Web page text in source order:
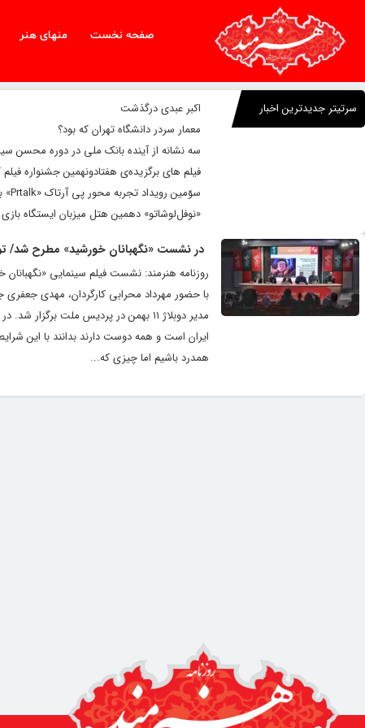
صفحه نخست منهای هنر
سرتیتر جدیدترین اخبار
اکبر عبدی درگذشت
معمار سردر دانشگاه تهران که بود؟
سه نشانه از آینده بانک ملی در دوره محسن
فیلم های برگزیده‌ی هفتادونهمین جشنواره
سوّمین رویداد تجربه محور پی آرتاک «Prtalk» برگزار شد
«نوفل‌لوشاتو» دهمین هتل میزبان ایستگاه
در نشست «نگهبانان خورشید» مطرح شد/
روزنامه هنرمند: نشست فیلم سینمایی
با حضور مهرداد محرابی کارگردان، مهدی
مدیر دوبلاژ ۱۱ بهمن در پردیس ملت
ایران است و همه دوست دارند بدانند با این
همدرد باشیم اما چیزی که...